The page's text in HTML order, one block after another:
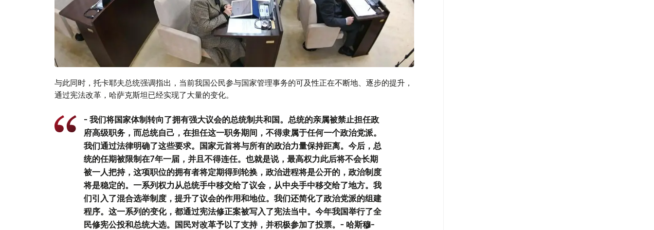
与此同时，托卡耶夫总统强调指出，当前我国公民参与国家管理事务的可及性正在不断地、逐步的提升，
通过宪法改革，哈萨克斯坦已经实现了大量的变化。
- 我们将国家体制转向了拥有强大议会的总统制共和国。总统的亲属被禁止担任政
府高级职务，而总统自己，在担任这一职务期间，不得隶属于任何一个政治党派。
我们通过法律明确了这些要求。国家元首将与所有的政治力量保持距离。今后，总
统的任期被限制在7年一届，并且不得连任。也就是说，最高权力此后将不会长期
被一人把持，这项职位的拥有者将定期得到轮换，政治进程将是公开的，政治制度
将是稳定的。一系列权力从总统手中移交给了议会，从中央手中移交给了地方。我
们引入了混合选举制度，提升了议会的作用和地位。我们还简化了政治党派的组建
程序。这一系列的变化，都通过宪法修正案被写入了宪法当中。今年我国举行了全
民修宪公投和总统大选。国民对改革予以了支持，并积极参加了投票。- 哈斯穆-